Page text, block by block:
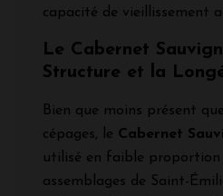
capacité de vieillissement
Le Cabernet
Structure et la
Bien que moins présent
cépages, le Cabernet
utilisé en faible proportion
assemblages de Saint-